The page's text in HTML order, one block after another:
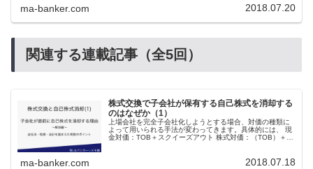
ma-banker.com 2018.07.20
関連する連載記事（全5回）
株式交換で子会社が保有する自己株式を消却する
のはなぜか（1）
上場会社を完全子会社化しようとする場合、対価の種類に
よって用いられる手法が変わってきます。具体的には、 現
金対価：TOB＋スクイーズアウト 株式対価：（TOB）＋株
ma-banker.com 2018.07.18